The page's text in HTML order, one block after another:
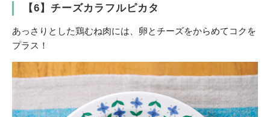
【6】チーズカラフルピカタ
あっさりとした鶏むね肉には、卵とチーズをからめてコクを
プラス！